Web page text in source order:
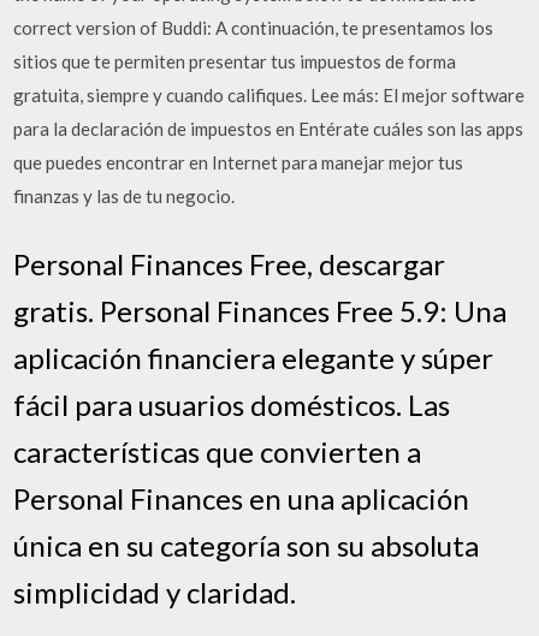
correct version of Buddi: A continuación, te presentamos los
sitios que te permiten presentar tus impuestos de forma
gratuita, siempre y cuando califiques. Lee más: El mejor software
para la declaración de impuestos en Entérate cuáles son las apps
que puedes encontrar en Internet para manejar mejor tus
finanzas y las de tu negocio.
Personal Finances Free, descargar
gratis. Personal Finances Free 5.9: Una
aplicación financiera elegante y súper
fácil para usuarios domésticos. Las
características que convierten a
Personal Finances en una aplicación
única en su categoría son su absoluta
simplicidad y claridad.